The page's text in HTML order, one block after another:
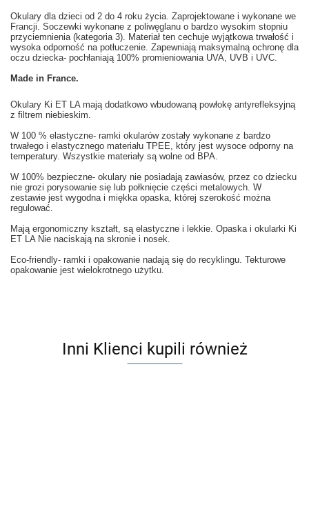
Okulary dla dzieci od 2 do 4 roku życia. Zaprojektowane i wykonane we
Francji. Soczewki wykonane z poliwęglanu o bardzo wysokim stopniu
przyciemnienia (kategoria 3). Materiał ten cechuje wyjątkowa trwałość i
wysoka odporność na potłuczenie. Zapewniają maksymalną ochronę dla
oczu dziecka- pochłaniają 100% promieniowania UVA, UVB i UVC.
Made in France.
Okulary Ki ET LA mają dodatkowo wbudowaną powłokę antyrefleksyjną
z filtrem niebieskim.
W 100 % elastyczne- ramki okularów zostały wykonane z bardzo
trwałego i elastycznego materiału TPEE, który jest wysoce odporny na
temperatury. Wszystkie materiały są wolne od BPA.
W 100% bezpieczne- okulary nie posiadają zawiasów, przez co dziecku
nie grozi porysowanie się lub połknięcie części metalowych. W
zestawie jest wygodna i miękka opaska, której szerokość można
regulować.
Mają ergonomiczny kształt, są elastyczne i lekkie. Opaska i okularki Ki
ET LA Nie naciskają na skronie i nosek.
Eco-friendly- ramki i opakowanie nadają się do recyklingu. Tekturowe
opakowanie jest wielokrotnego użytku.
Inni Klienci kupili również